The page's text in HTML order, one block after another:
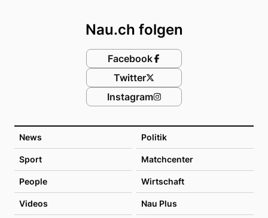
News Politik
Sport Matchcenter
People Wirtschaft
Videos Nau Plus
Nau.ch folgen
Facebook
Twitter
Instagram